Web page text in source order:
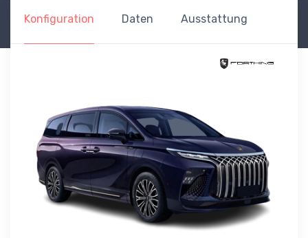
Konfiguration Daten Ausstattung